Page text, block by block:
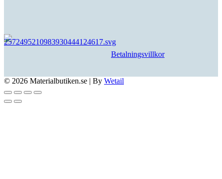
Betalningsvillkor
© 2026 Materialbutiken.se | By Wetail